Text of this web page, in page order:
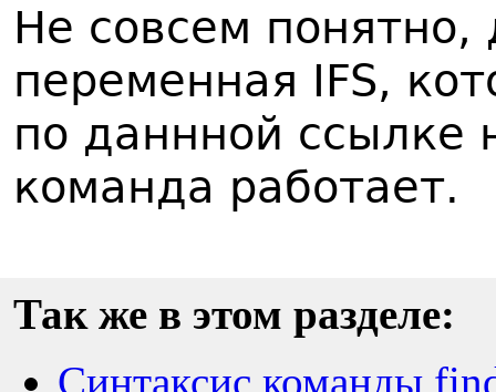
Не совсем понятно,
переменная IFS,
по даннной ссылке
команда работает.
Так же в этом разделе:
Синтаксис команды